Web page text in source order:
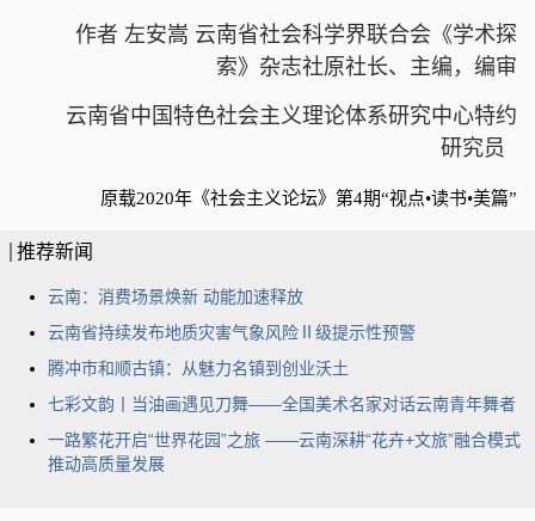
作者 左安嵩 云南省社会科学界联合会《学术探
索》杂志社原社长、主编，编审
云南省中国特色社会主义理论体系研究中心特约
研究员
原载2020年《社会主义论坛》第4期“视点•读书•美篇”
推荐新闻
云南：消费场景焕新 动能加速释放
云南省持续发布地质灾害气象风险Ⅱ级提示性预警
腾冲市和顺古镇：从魅力名镇到创业沃土
七彩文韵丨当油画遇见刀舞——全国美术名家对话云南青年舞者
一路繁花开启“世界花园”之旅 ——云南深耕“花卉+文旅”融合模式
推动高质量发展